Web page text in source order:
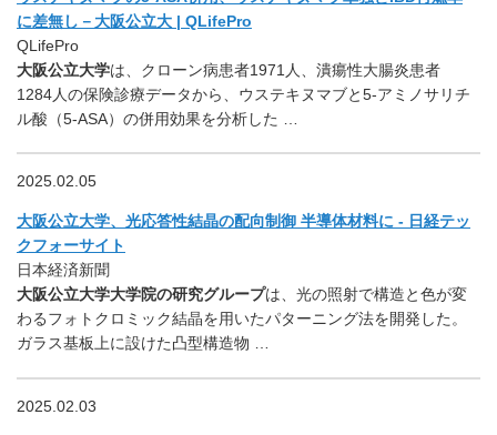
に差無し－大阪公立大 | QLifePro
QLifePro
大阪公立大学は、クローン病患者1971人、潰瘍性大腸炎患者
1284人の保険診療データから、ウステキヌマブと5-アミノサリチ
ル酸（5-ASA）の併用効果を分析した …
2025.02.05
大阪公立大学、光応答性結晶の配向制御 半導体材料に - 日経テッ
クフォーサイト
日本経済新聞
大阪公立大学大学院の研究グループは、光の照射で構造と色が変
わるフォトクロミック結晶を用いたパターニング法を開発した。
ガラス基板上に設けた凸型構造物 …
2025.02.03